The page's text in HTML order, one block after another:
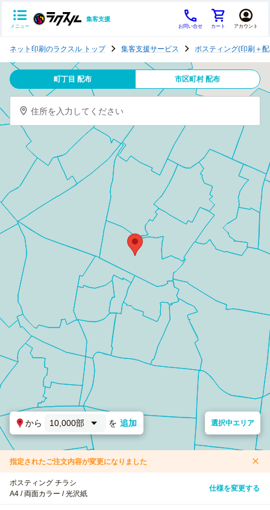
メニュー
集客支援
お問い合せ カート アカウント
テ
ン
グ
ネット印刷のラクスル トップ 集客支援サービス ポスティング(印刷＋
町丁目 配布 市区町村 配布
住所を入力してください
から 10,000部 を 追加 選択中エリア
指定されたご注文内容が変更になりました
ポスティング チラシ
A4 / 両面カラー / 光沢紙
仕様を変更する